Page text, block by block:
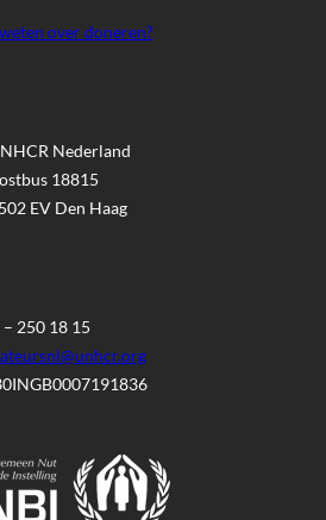
over doneren?
Nederland
18815
EV Den Haag
250 18 15